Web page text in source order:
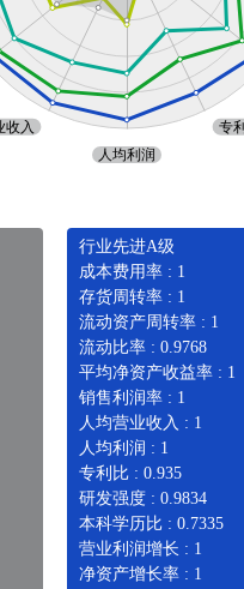
行业先进A级
成本费用率 : 1
存货周转率 : 1
流动资产周转率 : 1
流动比率 : 0.9768
平均净资产收益率 : 1
销售利润率 : 1
人均营业收入 : 1
人均利润 : 1
专利比 : 0.935
研发强度 : 0.9834
本科学历比 : 0.7335
营业利润增长 : 1
净资产增长率 : 1